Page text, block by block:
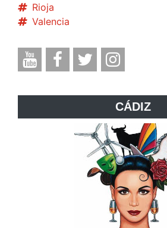
Rioja
Valencia
CÁDIZ